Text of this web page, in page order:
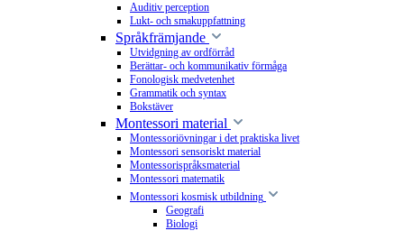
Auditiv perception
Lukt- och smakuppfattning
Språkfrämjande
Utvidgning av ordförråd
Berättar- och kommunikativ förmåga
Fonologisk medvetenhet
Grammatik och syntax
Bokstäver
Montessori material
Montessoriövningar i det praktiska livet
Montessori sensoriskt material
Montessorispråksmaterial
Montessori matematik
Montessori kosmisk utbildning
Geografi
Biologi